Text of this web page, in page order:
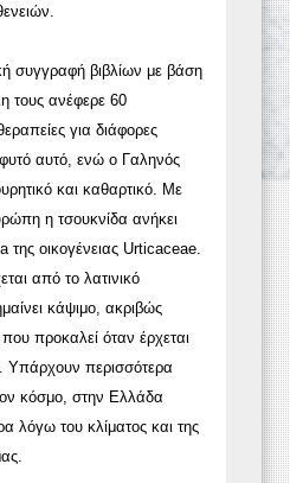
συγγραφή βιβλίων με βάση
τους ανέφερε 60
για διάφορες
αυτό, ενώ ο Γαληνός
και καθαρτικό. Με
η τσουκνίδα ανήκει
οικογένειας Urticaceae.
από το λατινικό
κάψιμο, ακριβώς
προκαλεί όταν έρχεται
Υπάρχουν περισσότερα
κόσμο, στην Ελλάδα
λόγω του κλίματος και της